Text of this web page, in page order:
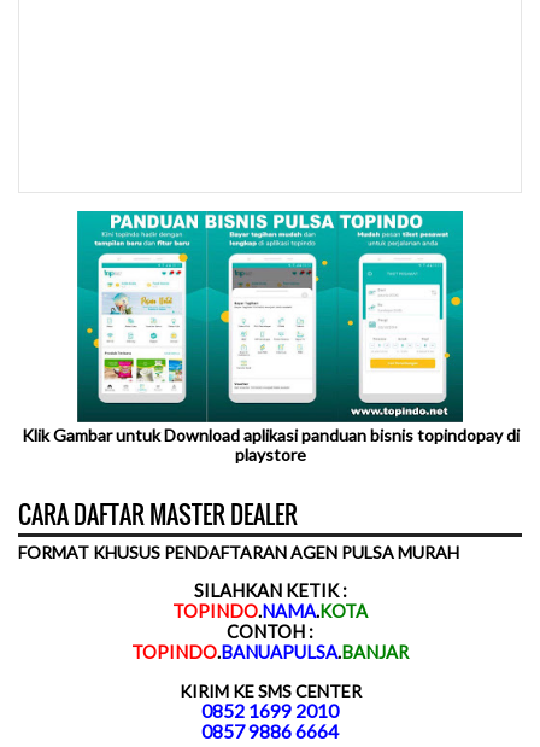
Klik Gambar untuk Download aplikasi panduan bisnis topindopay di
playstore
CARA DAFTAR MASTER DEALER
FORMAT KHUSUS PENDAFTARAN AGEN PULSA MURAH
SILAHKAN KETIK :
TOPINDO.NAMA.KOTA
CONTOH :
TOPINDO.BANUAPULSA.BANJAR
KIRIM KE SMS CENTER
0852 1699 2010
0857 9886 6664